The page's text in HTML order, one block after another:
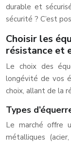
durable et
sécurité ? C’est
Choisir les
résistance et
Le choix des
longévité de vos
choix, allant de la
Types
Le marché offre
métalliques